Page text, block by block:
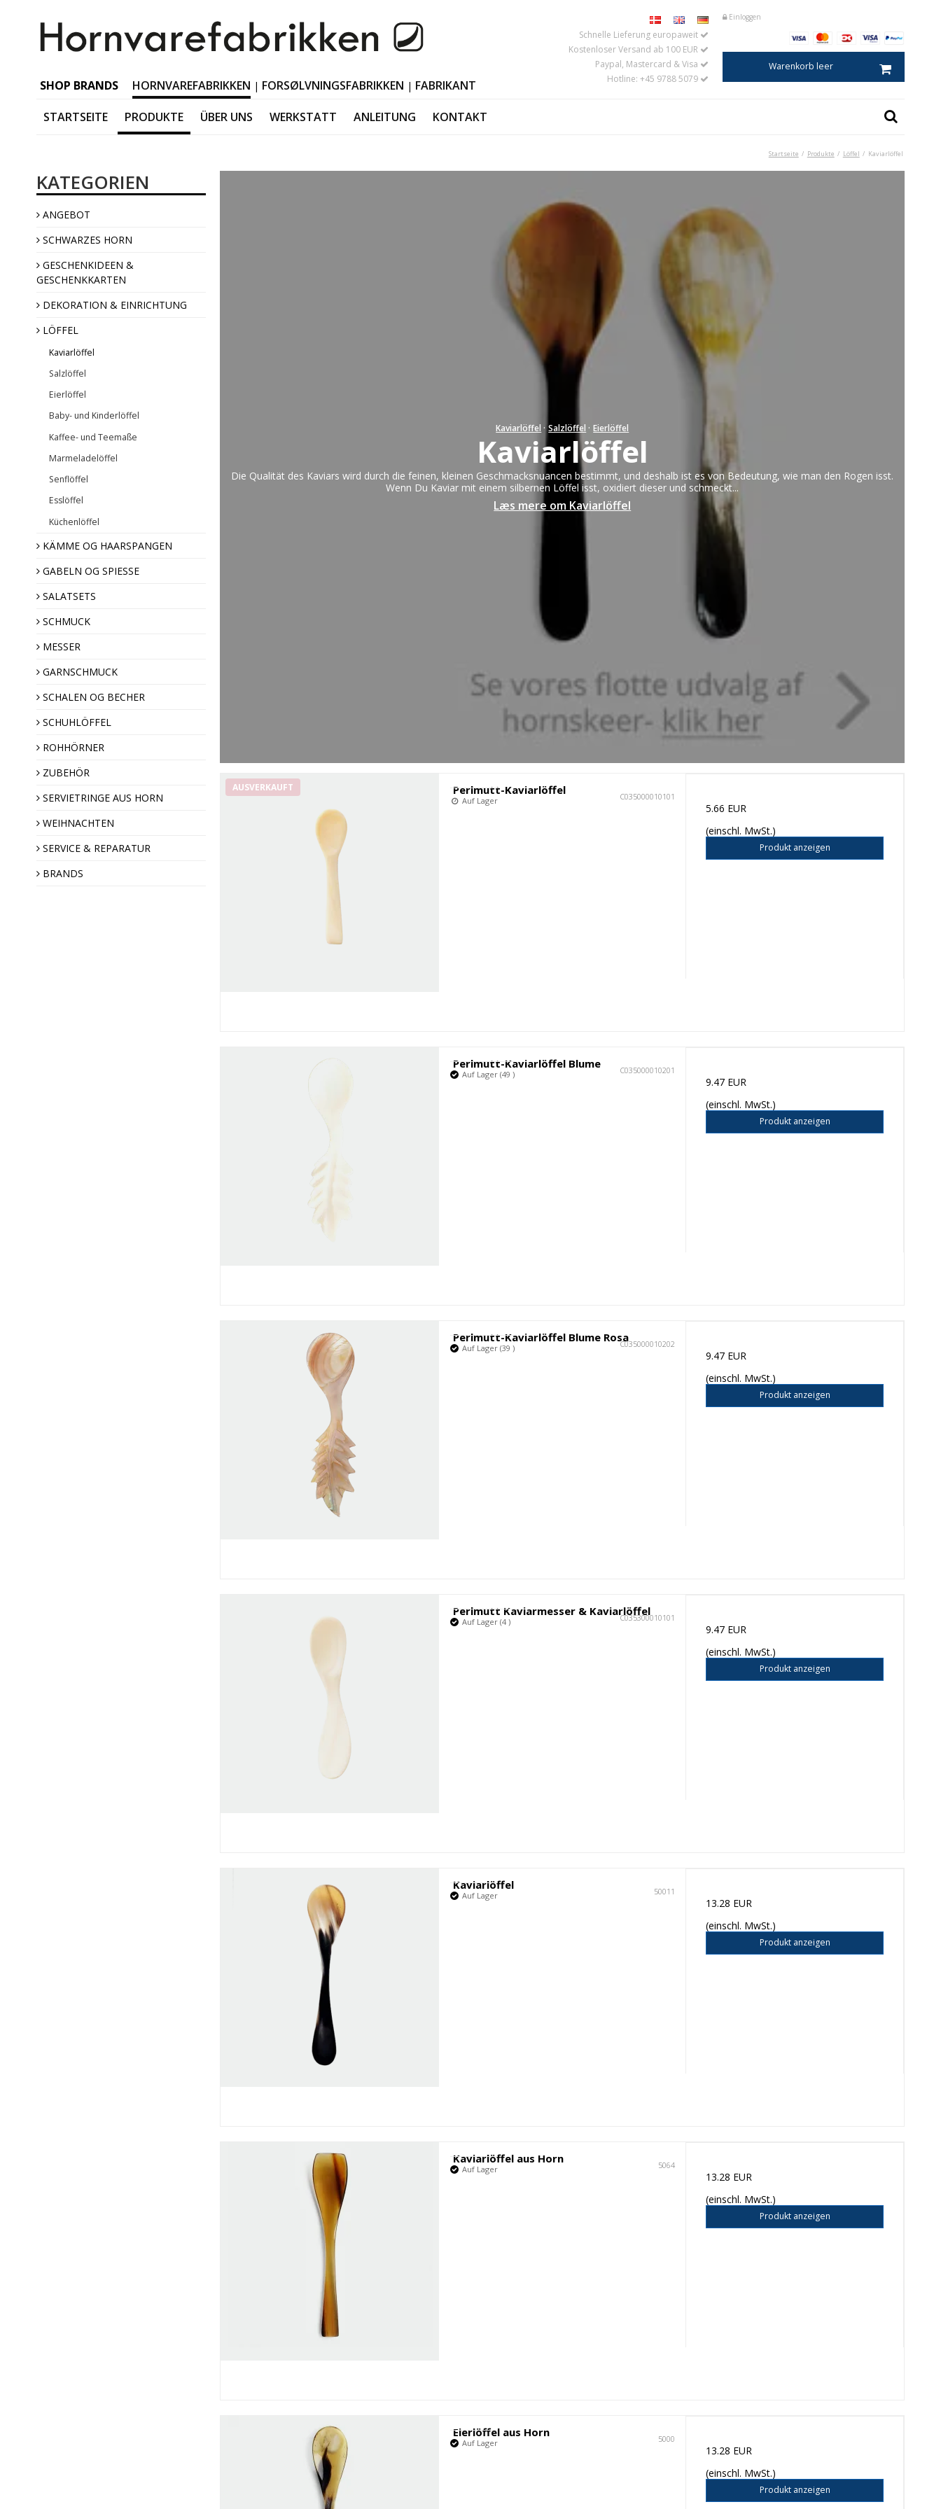
SHOP BRANDS HORNVAREFABRIKKEN | FORSØLVNINGSFABRIKKEN | FABRIKANT
Einloggen
Schnelle Lieferung europaweit
Kostenloser Versand ab 100 EUR
Paypal, Mastercard & Visa
Hotline: +45 9788 5079
Warenkorb leer
STARTSEITE PRODUKTE
MUTTERTAG
Weihnachtsdekoration aus Horn
Kaviarlöffel
Baby- und Kinderlöffel
Kaffee- und Teemaße
Marmeladelöffel
Haarspangen
Hornkämme
Armband
Halsschmuck
Männer
Goldteile & Silberteile FREE
Obstmesser
Ziernadeln
Broschen
Forsølvningsfabrikken
Fabrikant
ÜBER UNS WERKSTATT ANLEITUNG KONTAKT
Startseite / Produkte / Löffel / Kaviarlöffel
KATEGORIEN
ANGEBOT
SCHWARZES HORN
GESCHENKIDEEN &
GESCHENKKARTEN
DEKORATION & EINRICHTUNG
LÖFFEL
Kaviarlöffel
Salzlöffel
Eierlöffel
Baby- und Kinderlöffel
Kaffee- und Teemaße
Marmeladelöffel
Senflöffel
Esslöffel
Küchenlöffel
KÄMME OG HAARSPANGEN
GABELN OG SPIESSE
SALATSETS
SCHMUCK
MESSER
GARNSCHMUCK
SCHALEN OG BECHER
SCHUHLÖFFEL
ROHHÖRNER
ZUBEHÖR
SERVIETRINGE AUS HORN
WEIHNACHTEN
SERVICE & REPARATUR
BRANDS
Kaviarlöffel · Salzlöffel · Eierlöffel
Kaviarlöffel
Die Qualität des Kaviars wird durch die feinen, kleinen Geschmacksnuancen bestimmt, und deshalb ist es von Bedeutung, wie man den Rogen isst.
Wenn Du Kaviar mit einem silbernen Löffel isst, oxidiert dieser und schmeckt...
Læs mere om Kaviarlöffel
AUSVERKAUFT Perlmutt-Kaviarlöffel C035000010101
Auf Lager
5.66 EUR
(einschl. MwSt.)
Produkt anzeigen
Perlmutt-Kaviarlöffel Blume C035000010201
Auf Lager (49 )
9.47 EUR
(einschl. MwSt.)
Produkt anzeigen
Perlmutt-Kaviarlöffel Blume RosaC035000010202
Auf Lager (39 )
9.47 EUR
(einschl. MwSt.)
Produkt anzeigen
Perlmutt Kaviarmesser & Kaviarlöffel
C035300010101
Auf Lager (4 )
9.47 EUR
(einschl. MwSt.)
Produkt anzeigen
Kaviarlöffel 50011
Auf Lager
13.28 EUR
(einschl. MwSt.)
Produkt anzeigen
Kaviarlöffel aus Horn 5064
Auf Lager
13.28 EUR
(einschl. MwSt.)
Produkt anzeigen
Eierlöffel aus Horn 5000
Auf Lager
13.28 EUR
(einschl. MwSt.)
Produkt anzeigen